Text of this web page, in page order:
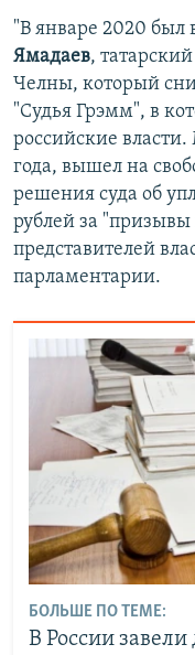
"В январе 2020 был
Ямадаев,
Челны, который
"Судья Грэмм", в
российские
года, вышел на
решения суда об
рублей за "призывы
представителей
парламентарии.
БОЛЬШЕ ПО ТЕМЕ:
В России завели